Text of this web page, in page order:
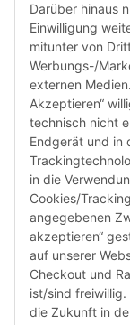
Darüber hinaus
Einwilligung
mitunter von
Werbungs-/
externen
Akzeptieren“
technisch nicht
Endgerät und in
in die
Cookies/
angegebenen
akzeptieren“
auf unserer
Checkout und
ist/sind
die Zukunft in
Tel: +49 (0)40
Email:
Servicezeiten
Bitte habe
den oben
kontaktieren
facebook
Informationen